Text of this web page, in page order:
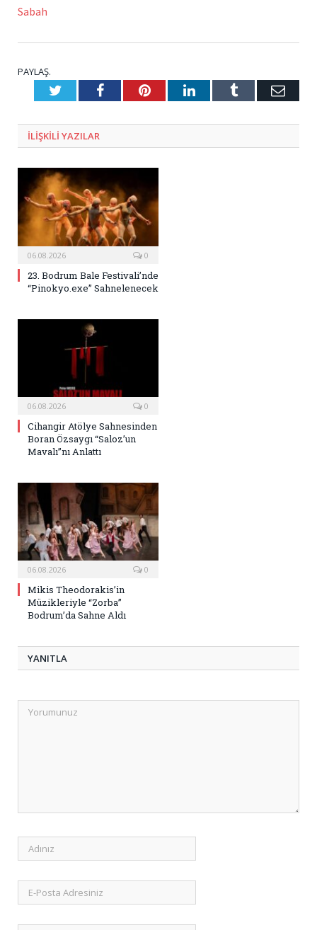
Sabah
PAYLAŞ.
TwitterFacebookPinterestLinkedInTumblr E-
ILIŞKILI YAZILAR
06.08.2026 0
23. Bodrum Bale Festivali’nde
“Pinokyo.exe” Sahnelenecek
06.08.2026 0
Cihangir Atölye Sahnesinden
Boran Özsaygı “Saloz’un
Mavalı”nı Anlattı
06.08.2026 0
Mikis Theodorakis’in
Müzikleriyle “Zorba”
Bodrum’da Sahne Aldı
YANITLA